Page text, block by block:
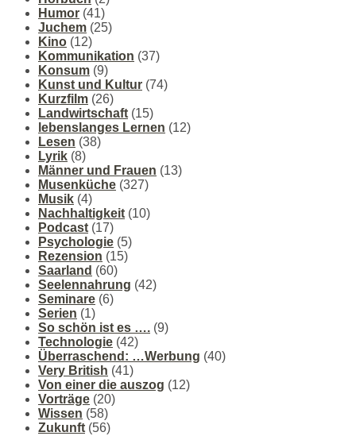
Humor (41)
Juchem (25)
Kino (12)
Kommunikation (37)
Konsum (9)
Kunst und Kultur (74)
Kurzfilm (26)
Landwirtschaft (15)
lebenslanges Lernen (12)
Lesen (38)
Lyrik (8)
Männer und Frauen (13)
Musenküche (327)
Musik (4)
Nachhaltigkeit (10)
Podcast (17)
Psychologie (5)
Rezension (15)
Saarland (60)
Seelennahrung (42)
Seminare (6)
Serien (1)
So schön ist es …. (9)
Technologie (42)
Überraschend: …Werbung (40)
Very British (41)
Von einer die auszog (12)
Vorträge (20)
Wissen (58)
Zukunft (56)